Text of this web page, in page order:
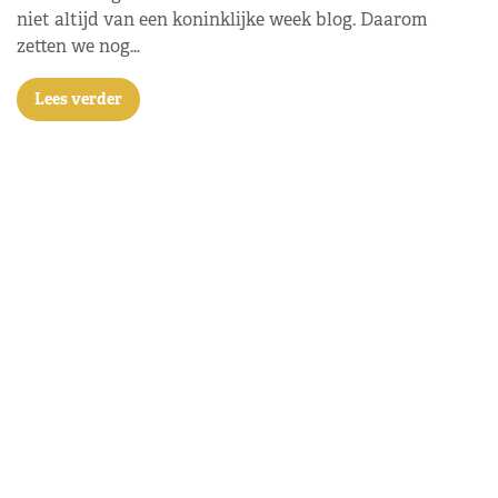
niet altijd van een koninklijke week blog. Daarom
zetten we nog…
Lees verder